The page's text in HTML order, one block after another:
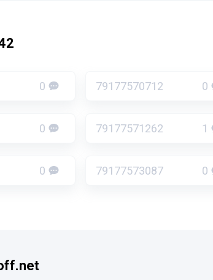
0 79177570712 0
0 79177571262 1
0 79177573087 0